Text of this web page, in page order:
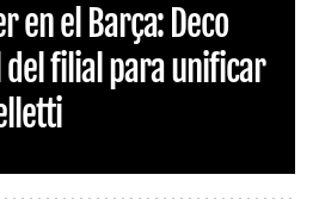
en el Barça: Deco
filial para unificar